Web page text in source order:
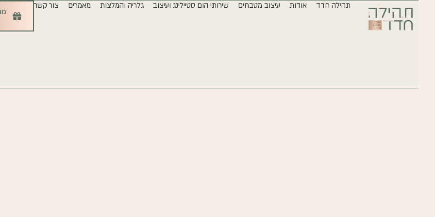
תהילה חדד אודות עיצוב מטבחים שירותי הום סטיילינג ועיצוב גלריה והמלצות מאמרים צור קשר